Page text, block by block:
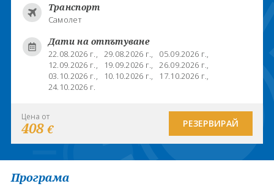
Транспорт
Самолет
Дати на отпътуване
22.08.2026 г., 29.08.2026 г., 05.09.2026 г.,
12.09.2026 г.,
19.09.2026 г.,26.09.2026 г.,
03.10.2026 г.,
10.10.2026 г., 17.10.2026 г.,
24.10.2026 г.
РЕЗЕРВИРАЙ
Цена от
408 €
Програма